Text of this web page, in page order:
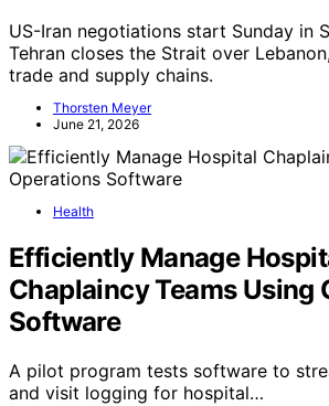
US-Iran negotiations start Sunday in
Tehran closes the Strait over
trade and supply chains.
Thorsten Meyer
June 21, 2026
Health
Efficiently Manage
Chaplaincy Teams Using
Software
A pilot program tests software to
and visit logging for hospital…